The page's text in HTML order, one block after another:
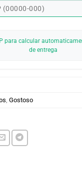
para calcular
de entrega
, Gostoso